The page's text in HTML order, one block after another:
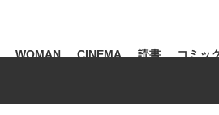
WOMAN CINEMA 読書 コミッ